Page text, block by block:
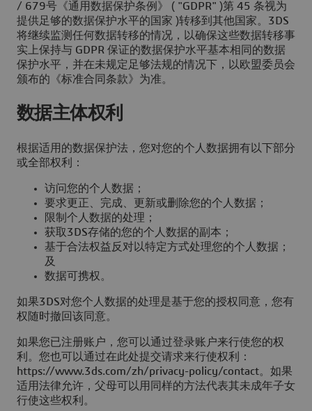
/ 679号《通用数据保护条例》 ( "GDPR" )第 45 条视为
提供足够的数据保护水平的国家 )转移到其他国家。3DS
将继续监测任何数据转移的情况，以确保这些数据转移事
实上保持与 GDPR 保证的数据保护水平基本相同的数据
保护水平，并在未规定足够法规的情况下，以欧盟委员会
颁布的《标准合同条款》为准。
数据主体权利
根据适用的数据保护法，您对您的个人数据拥有以下部分
或全部权利：
访问您的个人数据；
要求更正、完成、更新或删除您的个人数据；
限制个人数据的处理；
获取3DS存储的您的个人数据的副本；
基于合法权益反对以特定方式处理您的个人数据；
及
数据可携权。
如果3DS对您个人数据的处理是基于您的授权同意，您有
权随时撤回该同意。
如果您已注册账户，您可以通过登录账户来行使您的权
利。您也可以通过在此处提交请求来行使权利：
https://www.3ds.com/zh/privacy-policy/contact。如果
适用法律允许，父母可以用同样的方法代表其未成年子女
行使这些权利。